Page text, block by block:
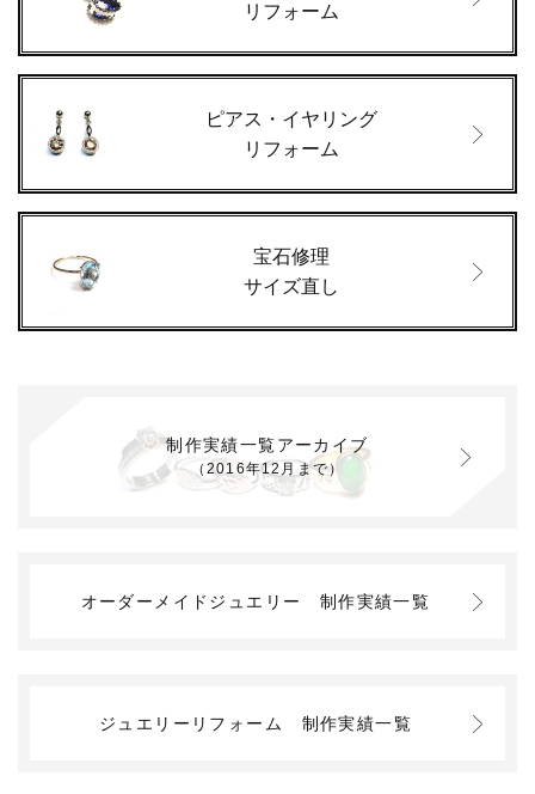
リフォーム
ピアス・イヤリング
リフォーム
宝石修理
サイズ直し
制作実績一覧アーカイブ
（2016年12月まで）
オーダーメイドジュエリー 制作実績一覧
ジュエリーリフォーム 制作実績一覧